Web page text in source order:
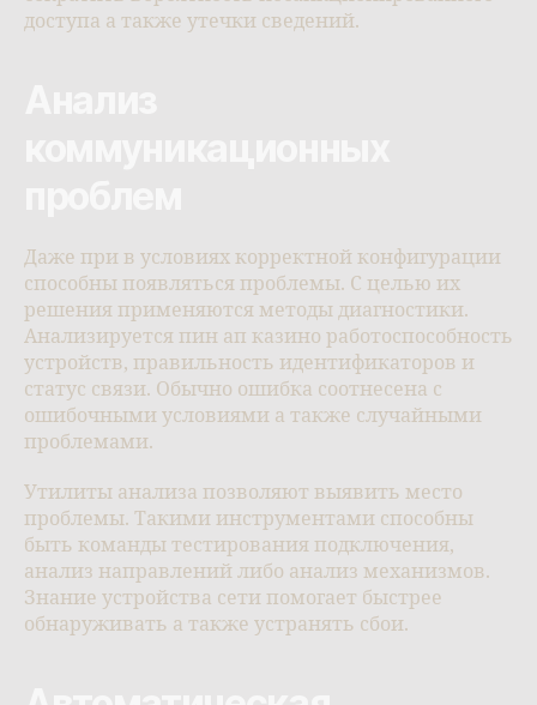
доступа а также утечки сведений.
Даже при в условиях корректной конфигурации
способны появляться проблемы. С целью их
решения применяются методы диагностики.
Анализируется пин ап казино работоспособность
устройств, правильность идентификаторов и
статус связи. Обычно ошибка соотнесена с
ошибочными условиями а также случайными
проблемами.
Утилиты анализа позволяют выявить место
проблемы. Такими инструментами способны
быть команды тестирования подключения,
анализ направлений либо анализ механизмов.
Знание устройства сети помогает быстрее
обнаруживать а также устранять сбои.